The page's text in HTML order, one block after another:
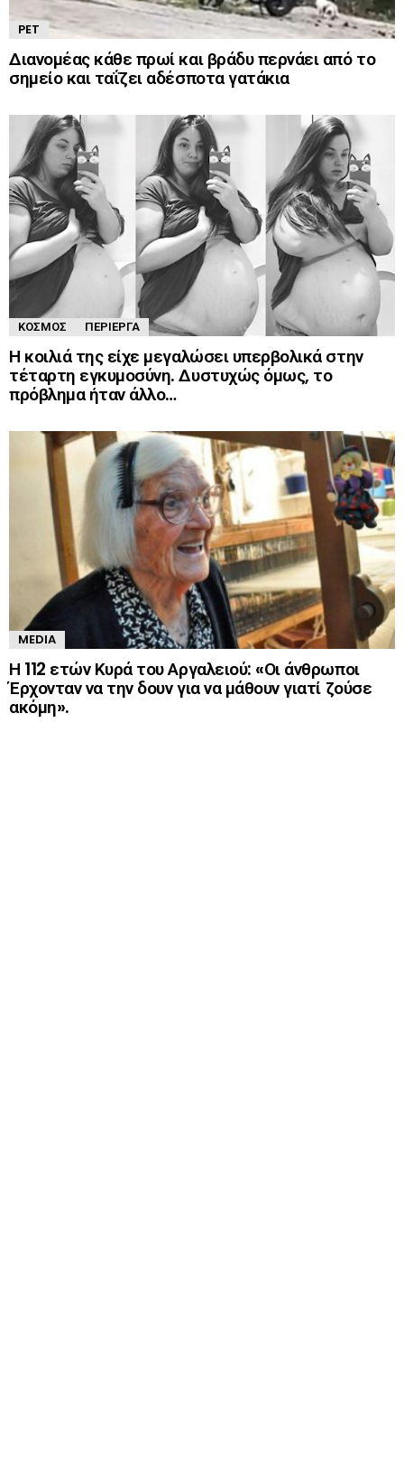
PET
Διανομέας κάθε πρωί και βράδυ περνάει από το
σημείο και ταΐζει αδέσποτα γατάκια
ΚΌΣΜΟΣ ΠΕΡΊΕΡΓΑ
Η κοιλιά της είχε μεγαλώσει υπερβολικά στην
τέταρτη εγκυμοσύνη. Δυστυχώς όμως, το
πρόβλημα ήταν άλλο…
MEDIA
Η 112 ετών Κυρά του Αργαλειού: «Οι άνθρωποι
Έρχονταν να την δουν για να μάθουν γιατί ζούσε
ακόμη».